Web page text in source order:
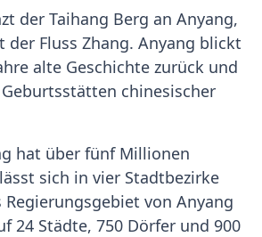
der Taihang Berg an Anyang,
Fluss Zhang. Anyang blickt
alte Geschichte zurück und
chinesischer
hat über fünf Millionen
sich in vier Stadtbezirke
von Anyang
24 Städte, 750 Dörfer und 900